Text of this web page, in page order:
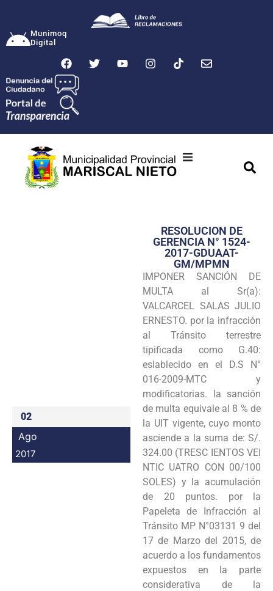
Munimoq
Digital
Transparencia
Seguridad
Programas
Intranet
02
Ago
2017
RESOLUCION DE
GERENCIA N° 1524-
2017-GDUAAT-
GM/MPMN
IMPONER SANCIÓN DE
MULTA al Sr(a):
VALCARCEL SALAS JULIO
ERNESTO. por la infracción
al Tránsito terrestre
tipificada como G.40:
eslablecido en el D.S N°
016-2009-MTC y
modificatorias. la sanción
de multa equivale al 8 % de
la UIT vigente, cuyo monto
asciende a la suma de: S/.
324.00 (TRESC IENTOS VEI
NTIC UATRO CON 00/100
SOLES) y la acumulación
de 20 puntos. por la
Papeleta de Infracción al
Tránsito MP N°03131 9 del
17 de Marzo del 2015, de
acuerdo a los fundamentos
expuestos en la parte
considerativa de la